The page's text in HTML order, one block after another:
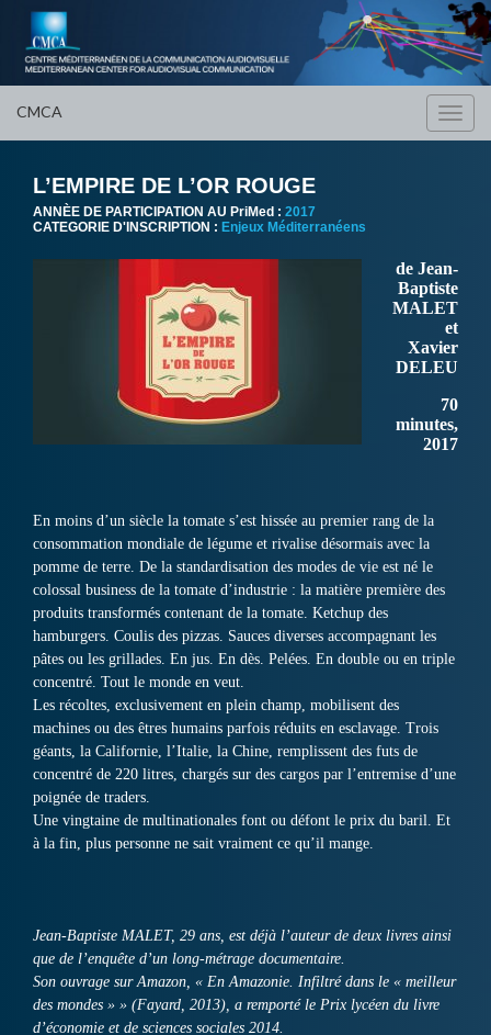
CMCA
L’EMPIRE DE L’OR ROUGE
ANNÈE DE PARTICIPATION AU PriMed : 2017
CATEGORIE D'INSCRIPTION : Enjeux Méditerranéens
de Jean-
Baptiste
MALET
et
Xavier
DELEU
70
minutes,
2017
En moins d’un siècle la tomate s’est hissée au premier rang de la
consommation mondiale de légume et rivalise désormais avec la
pomme de terre. De la standardisation des modes de vie est né le
colossal business de la tomate d’industrie : la matière première des
produits transformés contenant de la tomate. Ketchup des
hamburgers. Coulis des pizzas. Sauces diverses accompagnant les
pâtes ou les grillades. En jus. En dès. Pelées. En double ou en triple
concentré. Tout le monde en veut.
Les récoltes, exclusivement en plein champ, mobilisent des
machines ou des êtres humains parfois réduits en esclavage. Trois
géants, la Californie, l’Italie, la Chine, remplissent des futs de
concentré de 220 litres, chargés sur des cargos par l’entremise d’une
poignée de traders.
Une vingtaine de multinationales font ou défont le prix du baril. Et
à la fin, plus personne ne sait vraiment ce qu’il mange.
Jean-Baptiste MALET, 29 ans, est déjà l’auteur de deux livres ainsi
que de l’enquête d’un long-métrage documentaire.
Son ouvrage sur Amazon, « En Amazonie. Infiltré dans le « meilleur
des mondes » » (Fayard, 2013), a remporté le Prix lycéen du livre
d’économie et de sciences sociales 2014.